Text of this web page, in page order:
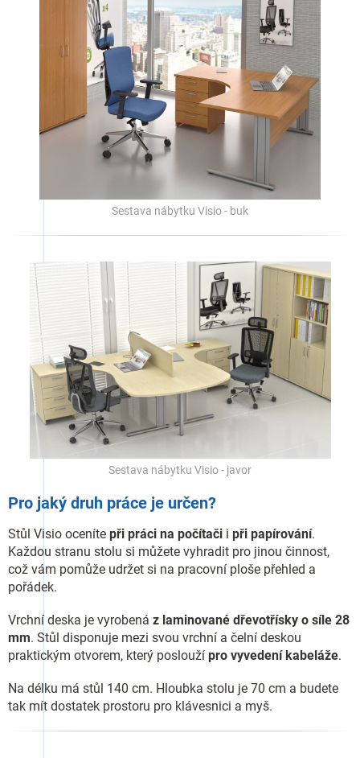
Sestava nábytku Visio - buk
Sestava nábytku Visio - javor
Pro jaký druh práce je určen?
Stůl Visio oceníte při práci na počítači i při papírování.
Každou stranu stolu si můžete vyhradit pro jinou činnost,
což vám pomůže udržet si na pracovní ploše přehled a
pořádek.
Vrchní deska je vyrobená z laminované dřevotřísky o síle 28
mm. Stůl disponuje mezi svou vrchní a čelní deskou
praktickým otvorem, který poslouží pro vyvedení kabeláže.
Na délku má stůl 140 cm. Hloubka stolu je 70 cm a budete
tak mít dostatek prostoru pro klávesnici a myš.